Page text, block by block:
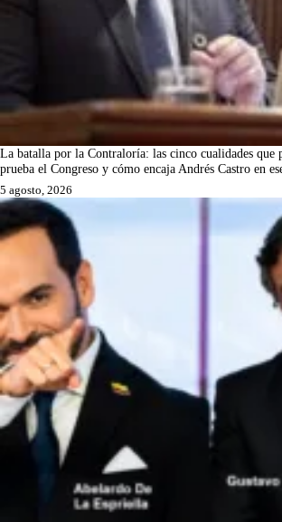
La batalla por la Contraloría: las cinco cualidades que
prueba el Congreso y cómo encaja Andrés Castro en
5 agosto, 2026